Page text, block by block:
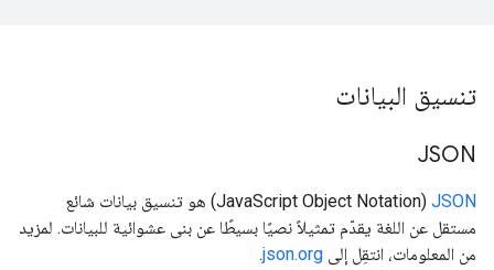
تنسيق البيانات
JSON
JSON
‏ (JavaScript Object Notation) هو تنسيق بيانات شائع
مستقل عن اللغة يقدّم تمثيلاً نصيًا بسيطًا عن بنى عشوائية للبيانات. لمزيد
من المعلومات، انتقِل إلى json.org‏
.